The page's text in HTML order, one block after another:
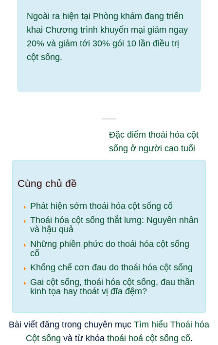
Ngoài ra hiện tại Phòng khám đang triển
khai Chương trình khuyến mại giảm ngay
20% và giảm tới 30% gói 10 lần điều trị
cột sống.
Đặc điểm thoái hóa cột
sống ở người cao tuổi
Cùng chủ đề
Phát hiện sớm thoái hóa cột sống cổ
Thoái hóa cột sống thắt lưng: Nguyên nhân
và hậu quả
Những phiền phức do thoái hóa cột sống
cổ
Khống chế cơn đau do thoái hóa cột sống
Gai cột sống, thoái hóa cột sống, đau thần
kinh tọa hay thoát vị đĩa đệm?
Bài viết đăng trong chuyên mục Tìm hiểu Thoái hóa
Cột sống và từ khóa thoái hoá cột sống cổ.